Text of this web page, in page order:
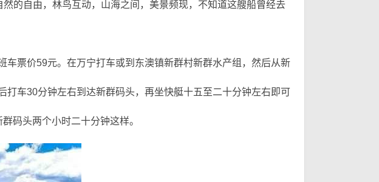
的自由，林鸟互动，山海之间，美景频现，不知道这艘船曾经去
票价59元。在万宁打车或到东澳镇新群村新群水产组，然后从新
车30分钟左右到达新群码头，再坐快艇十五至二十分钟左右即可
码头两个小时二十分钟这样。